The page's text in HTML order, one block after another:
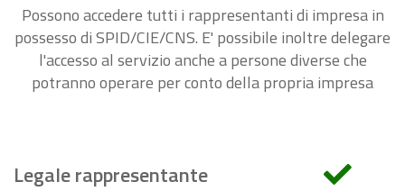
Possono accedere tutti i rappresentanti di impresa in
possesso di SPID/CIE/CNS. E' possibile inoltre delegare
l'accesso al servizio anche a persone diverse che
potranno operare per conto della propria impresa
Legale rappresentante